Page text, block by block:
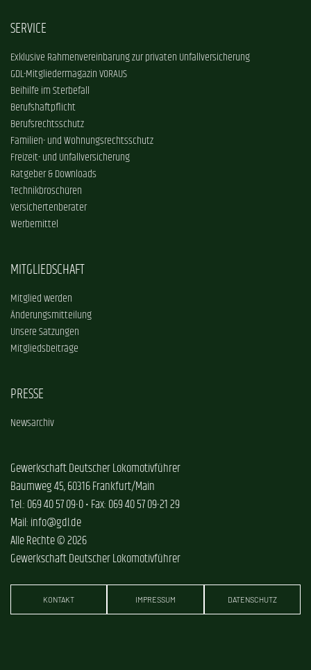
SERVICE
Exklusive Rahmenvereinbarung zur privaten Unfallversicherung
GDL-Mitgliedermagazin VORAUS
Beihilfe im Sterbefall
Berufshaftpflicht
Berufsrechtsschutz
Familien- und Wohnungsrechtsschutz
Freizeit- und Unfallversicherung
Ratgeber & Downloads
Technikbroschüren
Versichertenberater
Werbemittel
MITGLIEDSCHAFT
Mitglied werden
Änderungsmitteilung
Unsere Satzungen
Mitgliedsbeiträge
PRESSE
Newsarchiv
Gewerkschaft Deutscher Lokomotivführer
Baumweg 45, 60316 Frankfurt/Main
Tel.: 069 40 57 09-0 • Fax: 069 40 57 09-21 29
Mail: info@gdl.de
Alle Rechte © 2026
Gewerkschaft Deutscher Lokomotivführer
KONTAKT IMPRESSUM DATENSCHUTZ